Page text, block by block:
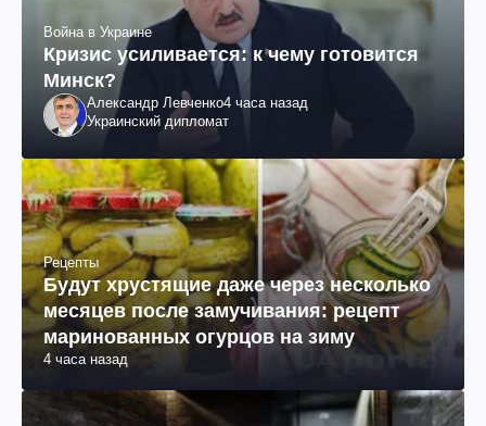
Война в Украине
Кризис усиливается: к чему готовится
Минск?
Александр Левченко4 часа назад
Украинский дипломат
Рецепты
Будут хрустящие даже через несколько
месяцев после замучивания: рецепт
маринованных огурцов на зиму
4 часа назад